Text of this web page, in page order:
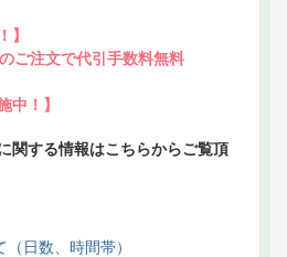
】
ご注文で代引手数料無料
中！】
関する情報はこちらからご覧頂
日数、時間帯）